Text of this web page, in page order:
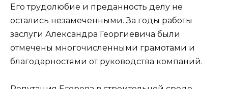
Его трудолюбие и преданность делу не
остались незамеченными. За годы работы
заслуги Александра Георгиевича были
отмечены многочисленными грамотами и
благодарностями от руководства компаний.